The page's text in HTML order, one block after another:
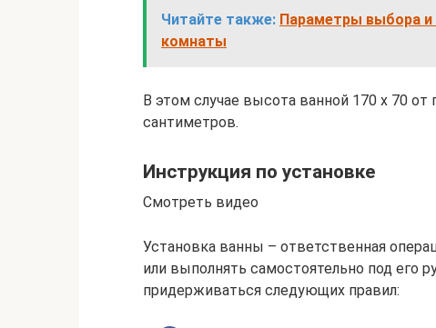
Читайте также: Параметры выбора и
комнаты
В этом случае высота ванной 170 х 70 от
сантиметров.
Инструкция по установке
Смотреть видео
Установка ванны – ответственная
или выполнять самостоятельно под его
придерживаться следующих правил: